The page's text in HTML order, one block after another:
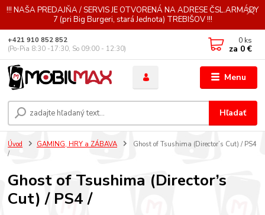
!!! NAŠA PREDAJŇA / SERVIS JE OTVORENÁ NA ADRESE ČSL.ARMÁDY
7 (pri Big Burgeri, stará Jednota) TREBIŠOV !!!
Menu
Hľadať
+421 910 852 852
(Po-Pia 8:30 -17:30, So 09:00 - 12:30)
0 ks
za 0 €
Úvod GAMING, HRY a ZÁBAVA
Ghost of Tsushima (Director’s Cut) / PS4
/
Ghost of Tsushima (Director’s
Cut) / PS4 /